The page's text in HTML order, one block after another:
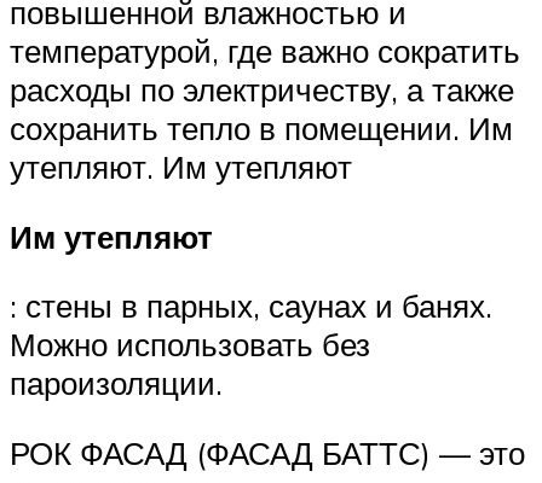
повышенной влажностью и
температурой, где важно сократить
расходы по электричеству, а также
сохранить тепло в помещении. Им
утепляют. Им утепляют
Им утепляют
: стены в парных, саунах и банях.
Можно использовать без
пароизоляции.
РОК ФАСАД (ФАСАД БАТТС) — это